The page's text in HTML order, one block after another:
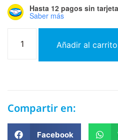
Hasta 12 pagos sin tarjeta
Saber más
Añadir al carrito
Compartir en:
Facebook